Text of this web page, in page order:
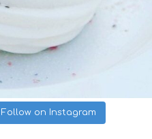
Follow on Instagram